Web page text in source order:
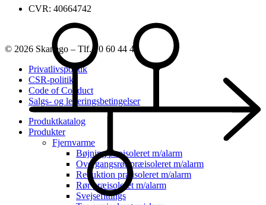
CVR: 40664742
© 2026 Skanego – Tlf. 70 60 44 44
Privatlivspolitik
CSR-politik
Code of Conduct
Salgs- og leveringsbetingelser
Produktkatalog
Produkter
Fjernvarme
Bøjning præisoleret m/alarm
Overgangsrør præisoleret m/alarm
Reduktion præisoleret m/alarm
Rør præisoleret m/alarm
Svejsefittings